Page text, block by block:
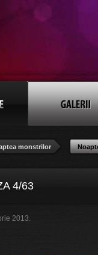
monstrilor
4/63
2013.